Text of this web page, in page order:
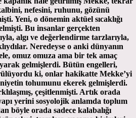
nefesini, ruhunu, gözünü
Yeni, o dönemin aktüel sıcaklığı
Bu insanlar gerçekten
algı ve değerlendirme tarzlarıyla,
Neredeyse o anki dünyanın
omuz omuza ama bir tek amaç
gelmişlerdi. Bütün engelleri,
ki, onlar hakikatte Mekke’yi
tohumunu ekerek gelmişlerdi.
çeşitlenmişti. Artık orada
yerini sosyolojik anlamda toplum
böyle orada sadece kalabalığı